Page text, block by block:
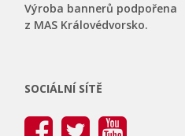
Výroba bannerů podpořena
z MAS Královédvorsko.
SOCIÁLNÍ SÍTĚ